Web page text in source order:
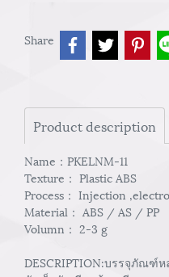
Share
Product description
Name：PKELNM-11
Texture： Plastic ABS
Process： Injection
Material： ABS / AS / PP
Volumn： 2-3 g
DESCRIPTION:บรรจุภัณฑ์ห